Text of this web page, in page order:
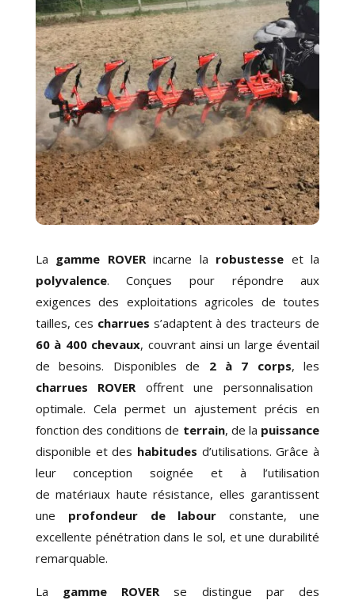
La gamme ROVERincarne la robustesse et la
polyvalence. Conçues pour répondre aux
exigences des exploitations agricoles de toutes
tailles, ces charrues s’adaptent à des tracteurs de
60 à 400 chevaux, couvrant ainsi un large éventail
de besoins. Disponibles de 2 à 7 corps, les
charrues ROVERoffrent une
personnalisation
optimale. Cela permet un ajustement précis en
fonction des conditions de terrain, de la puissance
disponible et des habitudes d’utilisations. Grâce à
leur
conception soignée
et à l’utilisation
de matériaux haute résistance, elles garantissent
une profondeur de labour constante, une
excellente pénétration dans le sol, et une durabilité
remarquable.
La gamme ROVERse distingue par des